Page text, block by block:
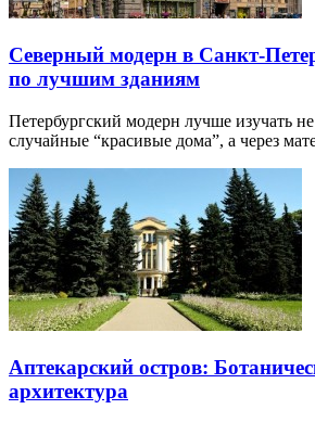
Северный модерн в Санкт-
по лучшим зданиям
Петербургский модерн лучше изучать не
случайные “красивые дома”, а через
Аптекарский остров:
архитектура